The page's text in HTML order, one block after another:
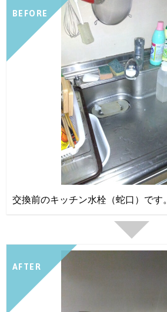
BEFORE
交換前のキッチン水栓（蛇口）です。
AFTER